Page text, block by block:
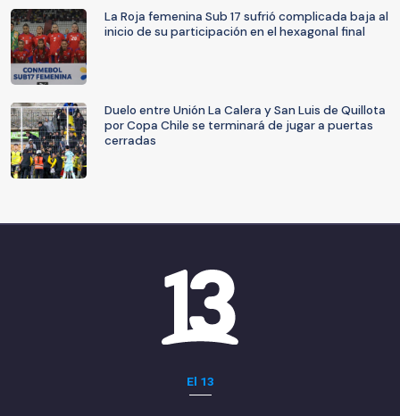
La Roja femenina Sub 17 sufrió complicada baja al
inicio de su participación en el hexagonal final
Duelo entre Unión La Calera y San Luis de Quillota
por Copa Chile se terminará de jugar a puertas
cerradas
El 13